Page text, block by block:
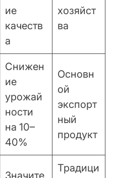
ие
качеств
а
хозяйст
ва
Снижен
ие
урожай
ности
на 10–
40%
Основн
ой
экспорт
ный
продукт
Традици